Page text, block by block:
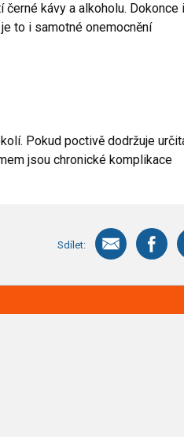
kávy a alkoholu. Dokonce i
to i samotné onemocnění
Pokud poctivě dodržuje
jsou chronické komplikace
Sdílet: